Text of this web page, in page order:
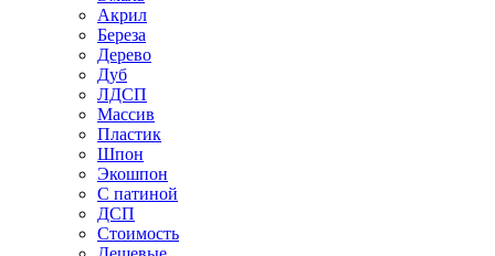
Акрил
Береза
Дерево
Дуб
ЛДСП
Массив
Пластик
Шпон
Экошпон
С патиной
ДСП
Стоимость